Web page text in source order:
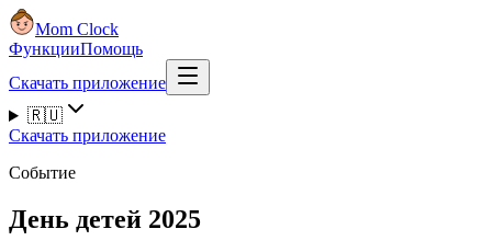
Mom Clock
ФункцииПомощь
Скачать приложение
🇷🇺
Скачать приложение
Событие
День детей 2025